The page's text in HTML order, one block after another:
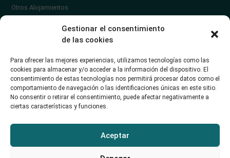
Gestionar el consentimiento
de las cookies
Para ofrecer las mejores experiencias, utilizamos tecnologías como las
cookies para almacenar y/o acceder a la información del dispositivo. El
consentimiento de estas tecnologías nos permitirá procesar datos como el
comportamiento de navegación o las identificaciones únicas en este sitio.
No consentir o retirar el consentimiento, puede afectar negativamente a
ciertas características y funciones.
Aceptar
Otros Alojamientos
¿Cómo publicar un anuncio?
Contacto
soporte@alojamientounican.es